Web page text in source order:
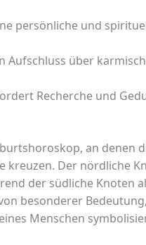
persönliche und
Aufschluss über
Recherche und
an denen
kreuzen. Der nördliche
der südliche Knoten
besonderer
Menschen